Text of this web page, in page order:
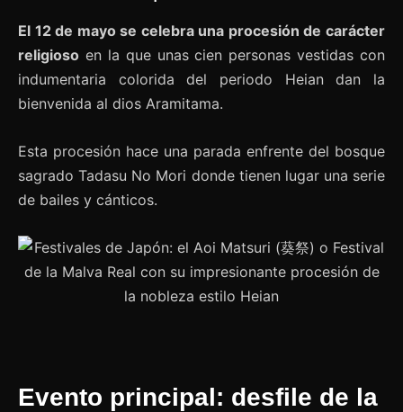
El 12 de mayo se celebra una procesión de carácter
religioso en la que unas cien personas vestidas con
indumentaria colorida del periodo Heian dan la
bienvenida al dios Aramitama.
Esta procesión hace una parada enfrente del bosque
sagrado Tadasu No Mori donde tienen lugar una serie
de bailes y cánticos.
Evento principal: desfile de la